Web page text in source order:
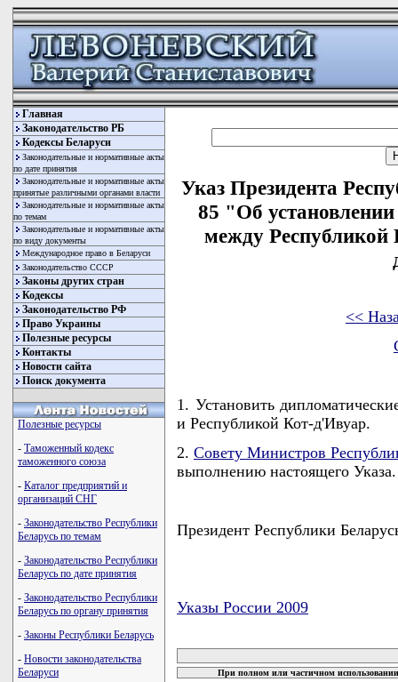
Главная
Законодательство РБ
Кодексы Беларуси
Законодательные и нормативные акты
по дате принятия
Законодательные и нормативные акты
принятые различными органами власти
Законодательные и нормативные акты
по темам
Законодательные и нормативные акты
по виду документы
Международное право в Беларуси
Законодательство СССР
Законы других стран
Кодексы
Законодательство РФ
Право Украины
Полезные ресурсы
Контакты
Новости сайта
Поиск документа
Полезные ресурсы
- Таможенный кодекс
таможенного союза
- Каталог предприятий и
организаций СНГ
- Законодательство Республики
Беларусь по темам
- Законодательство Республики
Беларусь по дате принятия
- Законодательство Республики
Беларусь по органу принятия
- Законы Республики Беларусь
- Новости законодательства
Беларуси
Указ Президента
85 "Об
между Республикой
<<
1. Установить
и Республикой Кот-д'Ивуар.
2. Совету Министров
выполнению настоящего Указа.
Президент Республики
Указы России 2009
При полном или частичном